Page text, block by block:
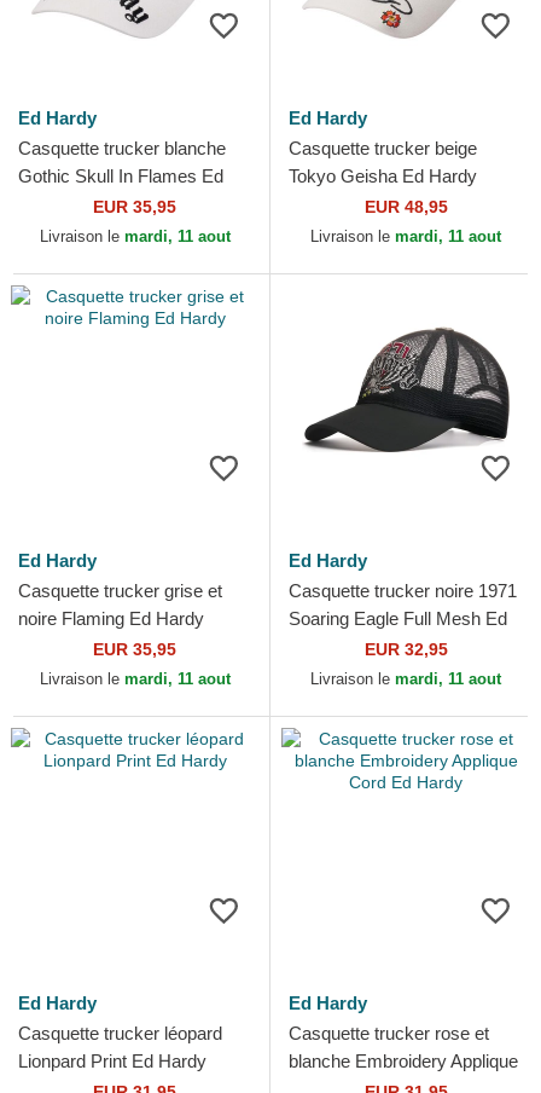
Ed Hardy
Casquette trucker blanche
Gothic Skull In Flames Ed
EUR 35,95
Livraison le mardi, 11 aout
Ed Hardy
Casquette trucker beige
Tokyo Geisha Ed Hardy
EUR 48,95
Livraison le mardi, 11 aout
Ed Hardy
Casquette trucker grise et
noire Flaming Ed Hardy
EUR 35,95
Livraison le mardi, 11 aout
Ed Hardy
Casquette trucker noire 1971
Soaring Eagle Full Mesh Ed
EUR 32,95
Livraison le mardi, 11 aout
Ed Hardy
Casquette trucker léopard
Lionpard Print Ed Hardy
Ed Hardy
Casquette trucker rose et
blanche Embroidery Applique
Cord Ed Hardy